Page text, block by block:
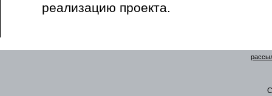
реализацию проекта.